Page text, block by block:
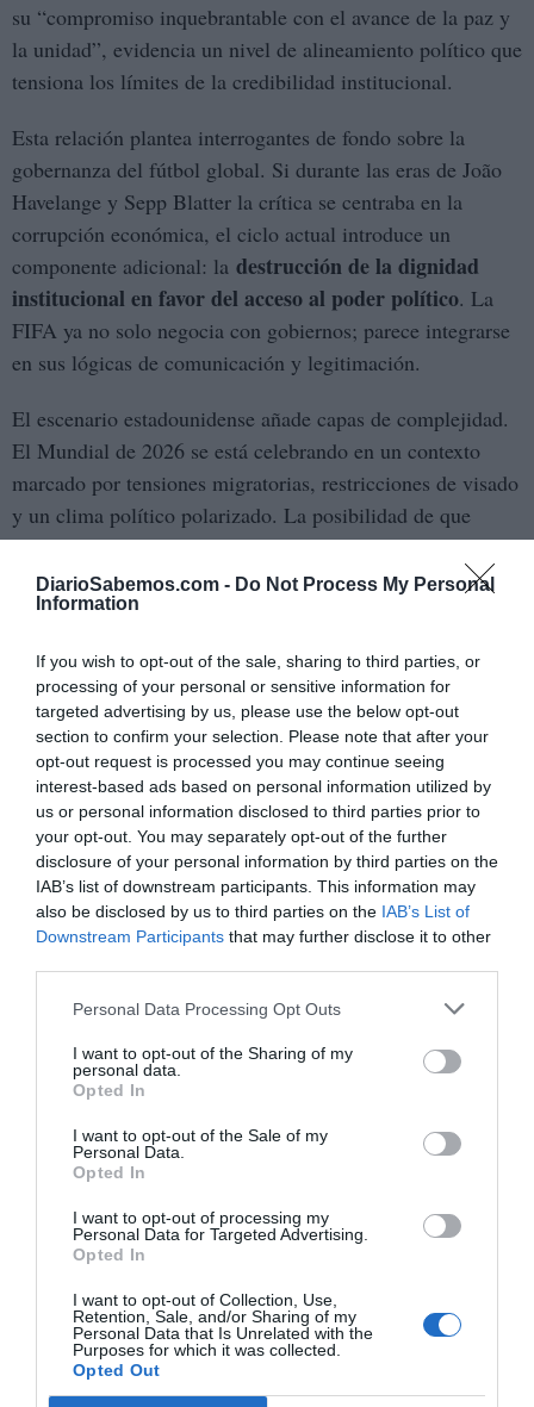
DiarioSabemos.com - Do Not Process My Personal
Information
If you wish to opt-out of the sale, sharing to third parties, or
processing of your personal or sensitive information for
targeted advertising by us, please use the below opt-out
section to confirm your selection. Please note that after your
opt-out request is processed you may continue seeing
interest-based ads based on personal information utilized by
us or personal information disclosed to third parties prior to
your opt-out. You may separately opt-out of the further
disclosure of your personal information by third parties on the
IAB’s list of downstream participants. This information may
also be disclosed by us to third parties on the IAB’s List of
Downstream Participants that may further disclose it to other
Personal Data Processing Opt Outs
I want to opt-out of the Sharing of my
personal data.
Opted In
I want to opt-out of the Sale of my
Personal Data.
Opted In
I want to opt-out of processing my
Personal Data for Targeted Advertising.
Opted In
I want to opt-out of Collection, Use,
Retention, Sale, and/or Sharing of my
Personal Data that Is Unrelated with the
Purposes for which it was collected.
Opted Out
su “compromiso inquebrantable con el avance de la paz y
la unidad”, evidencia un nivel de alineamiento político que
tensiona los límites de la credibilidad institucional.
Esta relación plantea interrogantes de fondo sobre la
gobernanza del fútbol global. Si durante las eras de João
Havelange y Sepp Blatter la crítica se centraba en la
corrupción económica, el ciclo actual introduce un
componente adicional: la destrucción de la dignidad
institucional en favor del acceso al poder político. La
FIFA ya no solo negocia con gobiernos; parece integrarse
en sus lógicas de comunicación y legitimación.
El escenario estadounidense añade capas de complejidad.
El Mundial de 2026 se está celebrando en un contexto
marcado por tensiones migratorias, restricciones de visado
y un clima político polarizado. La posibilidad de que
aficionados de determinados países afronten barreras para
asistir convierte al torneo en un espacio donde la
geopolítica condiciona directamente la experiencia
climático, con temperaturas extremas que ya generan
preocupación sobre las condiciones de juego.
En paralelo, la instrumentalización política del evento
amenaza con desplazar el foco del terreno de juego al
escenario mediático. Cada partido corre el riesgo de
convertirse en un acto de reafirmación personal del
liderazgo político, diluyendo la esencia colectiva que
históricamente ha definido al fútbol. La pregunta ya no es
Y, sin embargo, la historia ofrece un contrapunto. A lo
largo de las décadas, han sido los jugadores quienes han
rescatado el sentido del torneo frente a los excesos del
poder. La victoria de Alemania Occidental en 1954
contribuyó a su reintegración internacional tras la Segunda
Guerra Mundial. La irrupción de Croacia en 1998 reforzó
la identidad de una nación emergente. Más recientemente,
la Argentina de Lionel Messi en 2022 logró imponer la
belleza del juego sobre las sombras políticas del momento.
Esa tensión entrela pureza del fútbol y la
instrumentalización del poderconstituye el hilo